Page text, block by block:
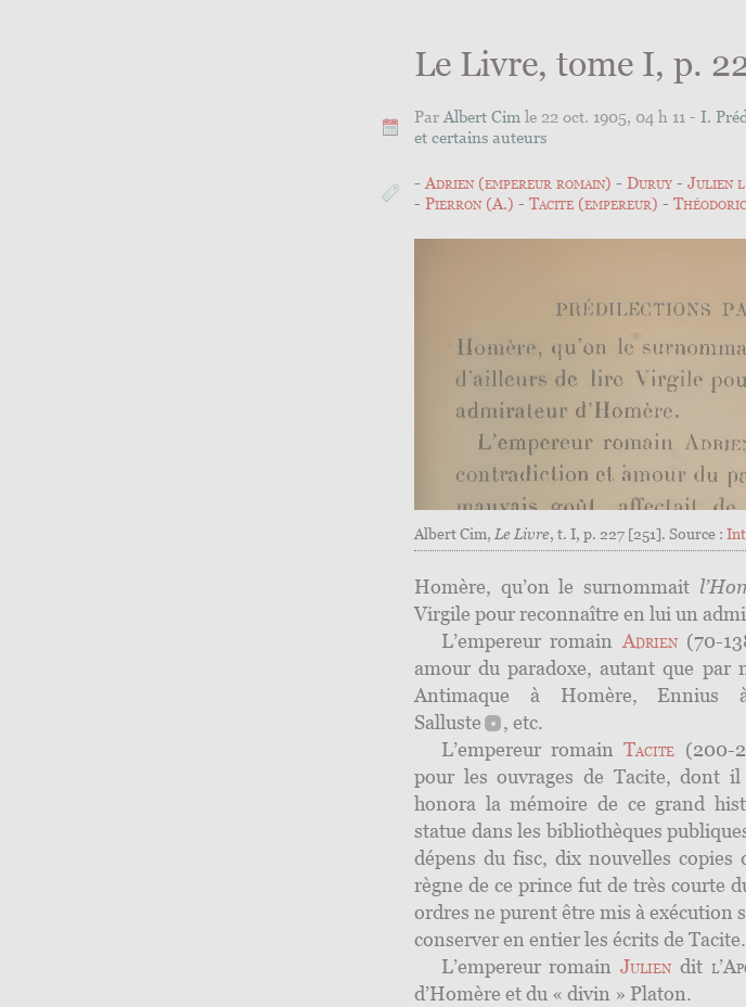
Le Livre, tome I, p.
Par Albert Cim le 22 oct. 1905, 04 h 11 - I.
et certains auteurs
Adrien (empereur romain) Duruy Julien
Pierron (A.)
Tacite (empereur)
Albert Cim, Le Livre, t. I, p. 227 [251]. Source :
Homère, qu’on le surnommait
Virgile pour reconnaître en lui un
L’empereur romainAdrien(70-
amour du paradoxe, autant que par
Antimaque à Homère,
Salluste
, etc.
L’empereur romainTacite (200-
pour les ouvrages de Tacite, dont
honora la mémoire de ce grand
statue dans les bibliothèques
dépens du fisc, dix nouvelles copies
règne de ce prince fut de très courte
ordres ne purent être mis à
conserver en entier les écrits de Tacite.
L’empereur romainJulien dit
d’Homère et du « divin » Platon.